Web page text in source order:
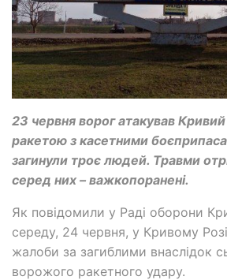
23 червня ворог атакував Кривий
ракетою з касетними
загинули троє людей. Травми
серед них – важкопоранені.
Як повідомили у Раді оборони
середу, 24 червня, у Кривому
жалоби за загиблими внаслідок
ворожого ракетного удару.